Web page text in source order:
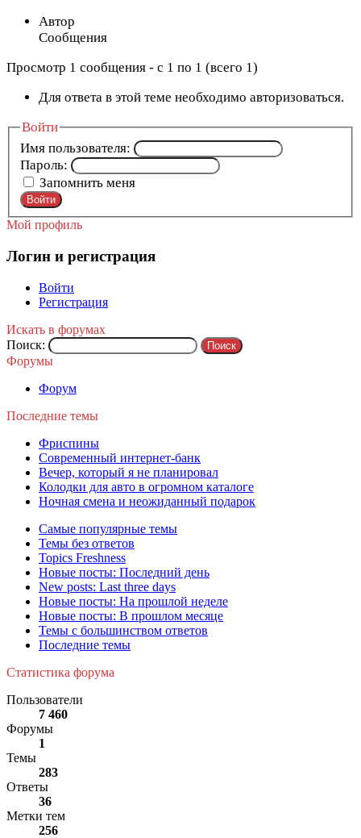
Автор
Сообщения
Просмотр 1 сообщения - с 1 по 1 (всего 1)
Для ответа в этой теме необходимо авторизоваться.
Войти
Имя пользователя:
Пароль:
Запомнить меня
Войти
Мой профиль
Логин и регистрация
Войти
Регистрация
Искать в форумах
Поиск:
Форумы
Форум
Последние темы
Фриспины
Современный интернет-банк
Вечер, который я не планировал
Колодки для авто в огромном каталоге
Ночная смена и неожиданный подарок
Самые популярные темы
Темы без ответов
Topics Freshness
Новые посты: Последний день
New posts: Last three days
Новые посты: На прошлой неделе
Новые посты: В прошлом месяце
Темы с большинством ответов
Последние темы
Статистика форума
Пользователи
7 460
Форумы
1
Темы
283
Ответы
36
Метки тем
256